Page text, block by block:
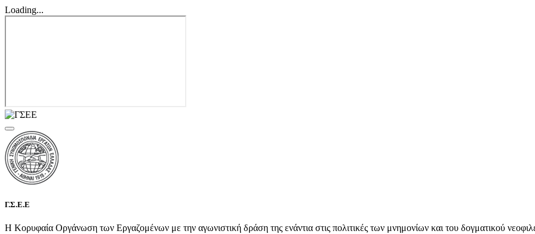
Loading...
Γ.Σ.Ε.Ε
Η Κορυφαία Οργάνωση των Εργαζομένων με την αγωνιστική δράση της ενάντια στις πολιτικές των μνημονίων και του δογματικού